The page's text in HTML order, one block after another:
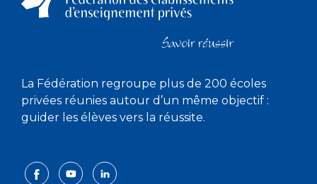
La Fédération regroupe plus de 200 écoles
privées réunies autour d’un même objectif :
guider les élèves vers la réussite.